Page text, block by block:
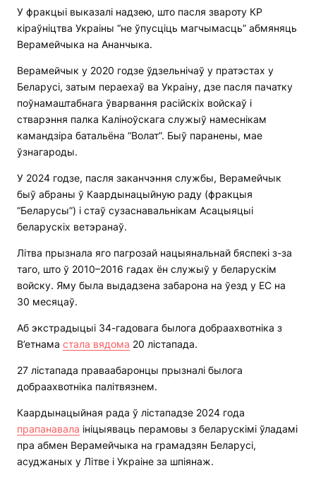
У фракцыі выказалі надзею, што пасля звароту КР
кіраўніцтва Украіны “не ўпусціць магчымасць” абмяняць
Верамейчыка на Ананчыка.
Верамейчык у 2020 годзе ўдзельнічаў у пратэстах у
Беларусі, затым пераехаў ва Украіну, дзе пасля пачатку
поўнамаштабнага ўварвання расійскіх войскаў і
стварэння палка Каліноўскага служыў намеснікам
камандзіра батальёна “Волат”. Быў паранены, мае
ўзнагароды.
У 2024 годзе, пасля заканчэння службы, Верамейчык
быў абраны ў Каардынацыйную раду (фракцыя
“Беларусы”) і стаў сузаснавальнікам Асацыяцыі
беларускіх ветэранаў.
Літва прызнала яго пагрозай нацыянальнай бяспекі з-за
таго, што ў 2010–2016 гадах ён служыў у беларускім
войску. Яму была выдадзена забарона на ўезд у ЕС на
30 месяцаў.
Аб экстрадыцыі 34-гадовага былога добраахвотніка з
В’етнама стала вядома 20 лістапада.
27 лістапада праваабаронцы прызналі былога
добраахвотніка палітвязнем.
Каардынацыйная рада ў лістападзе 2024 года
прапанавала ініцыяваць перамовы з беларускімі ўладамі
пра абмен Верамейчыка на грамадзян Беларусі,
асуджаных у Літве і Украіне за шпіянаж.